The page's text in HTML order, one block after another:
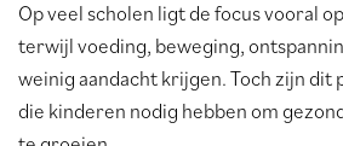
Op veel scholen ligt de focus vooral
terwijl voeding, beweging,
weinig aandacht krijgen. Toch zijn dit
die kinderen nodig hebben om